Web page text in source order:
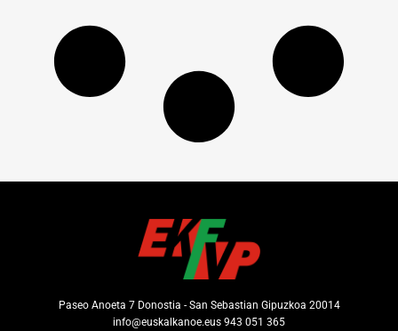
Paseo Anoeta 7 Donostia - San Sebastian Gipuzkoa 20014
info@euskalkanoe.eus 943 051 365